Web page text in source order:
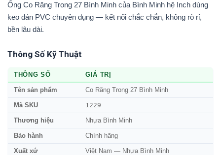
Ống Co Răng Trong 27 Bình Minh của Bình Minh hệ Inch dùng
keo dán PVC chuyên dụng — kết nối chắc chắn, không rò rỉ,
bền lâu dài.
Thông Số Kỹ Thuật
THÔNG SỐ GIÁ TRỊ
Tên sản phẩm Co Răng Trong 27 Bình Minh
Mã SKU 1229
Thương hiệu Nhựa Bình Minh
Bảo hành Chính hãng
Xuất xứ Việt Nam — Nhựa Bình Minh